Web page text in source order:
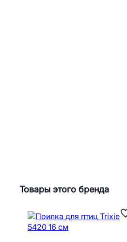
Товары этого бренда